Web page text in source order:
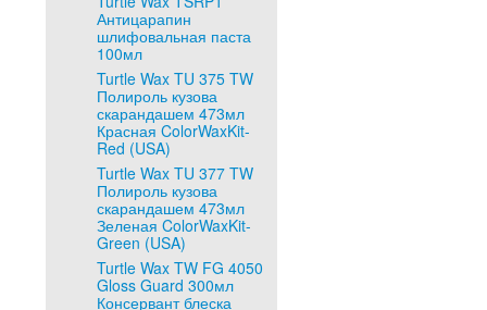
Антицарапин
шлифовальная паста
100мл
Turtle Wax TU 375 TW
Полироль кузова
скарандашем 473мл
Красная ColorWaxKit-
Red (USA)
Turtle Wax TU 377 TW
Полироль кузова
скарандашем 473мл
Зеленая ColorWaxKit-
Green (USA)
Turtle Wax TW FG 4050
Gloss Guard 300мл
Консервант блеска